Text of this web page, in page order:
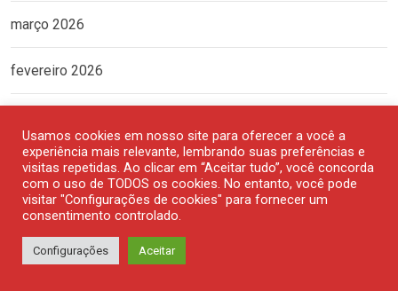
março 2026
fevereiro 2026
dezembro 2025
novembro 2025
outubro 2025
Usamos cookies em nosso site para oferecer a você a
experiência mais relevante, lembrando suas preferências e
visitas repetidas. Ao clicar em “Aceitar tudo”, você concorda
com o uso de TODOS os cookies. No entanto, você pode
visitar "Configurações de cookies" para fornecer um
consentimento controlado.
Configurações Aceitar